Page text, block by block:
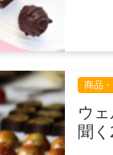
ウ
聞
商品